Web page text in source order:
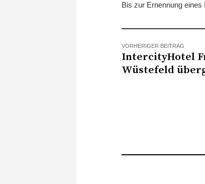
Bis zur Ernennung eines
VORHERIGER BEITRAG
IntercityHotel
Wüstefeld